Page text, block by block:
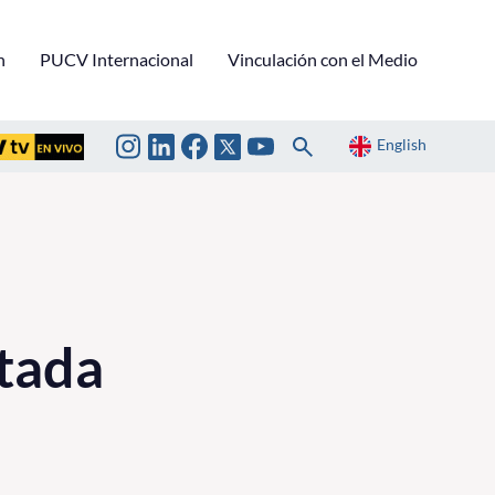
PUCV Internacional Vinculación con el Medio
English